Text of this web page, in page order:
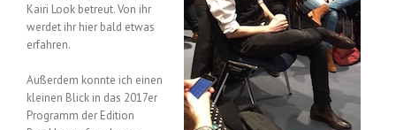
Kairi Look betreut. Von ihr
werdet ihr hier bald etwas
erfahren.
Außerdem konnte ich einen
kleinen Blick in das 2017er
Programm der Edition